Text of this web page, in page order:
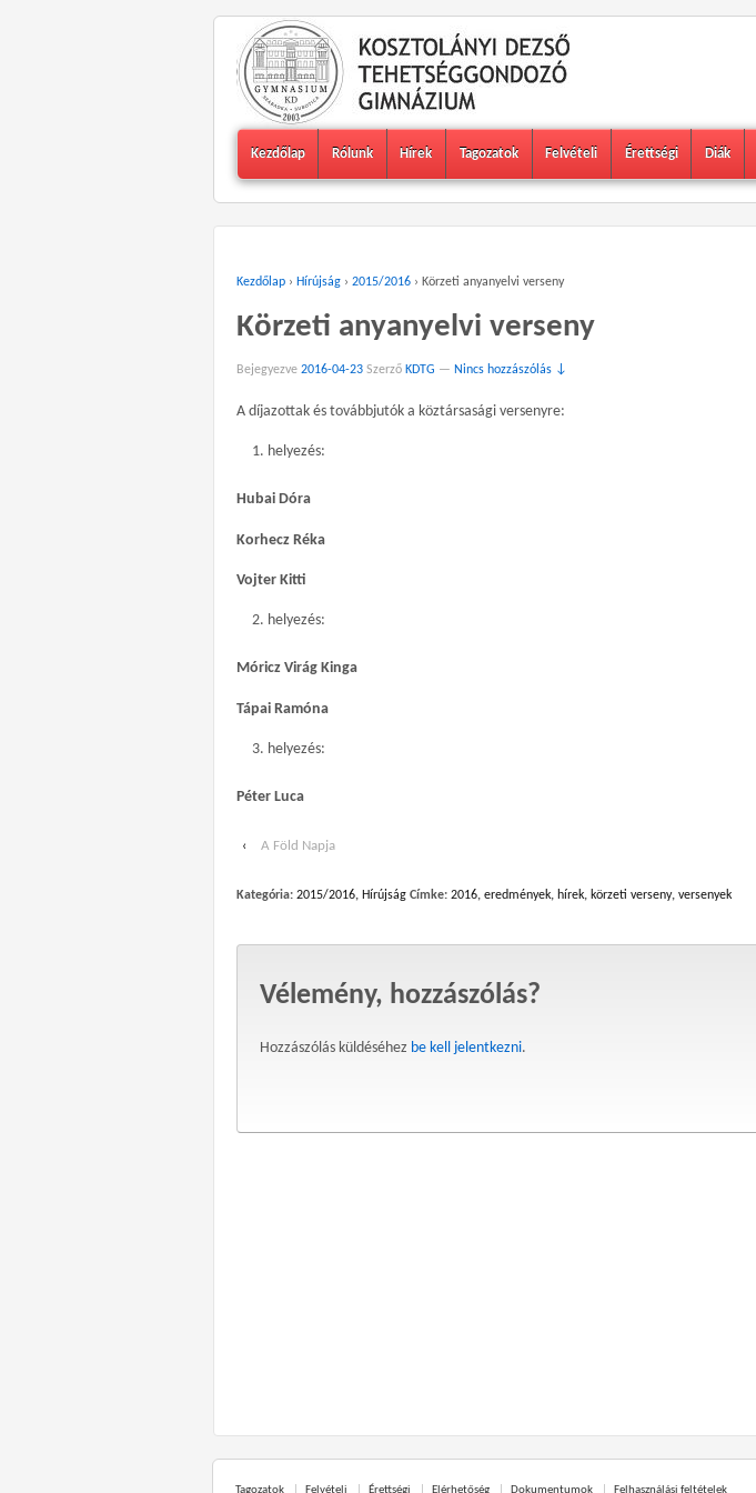
Kezdőlap Rólunk Hírek Tagozatok Felvételi Érettségi Diák
Kezdőlap › Hírújság › 2015/2016 › Körzeti anyanyelvi verseny
Körzeti anyanyelvi verseny
Bejegyezve 2016-04-23 Szerző KDTG — Nincs hozzászólás ↓
A díjazottak és továbbjutók a köztársasági versenyre:
helyezés:
Hubai Dóra
Korhecz Réka
Vojter Kitti
helyezés:
Móricz Virág Kinga
Tápai Ramóna
helyezés:
Péter Luca
‹ A Föld Napja
Kategória: 2015/2016, Hírújság Címke: 2016, eredmények, hírek, körzeti verseny, versenyek
Vélemény, hozzászólás?
Hozzászólás küldéséhez be kell jelentkezni.
Tagozatok Felvételi Érettségi Elérhetőség Dokumentumok Felhasználási feltételek